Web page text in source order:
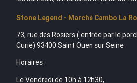
Stone Legend - Marché Cambo La
73, rue des Rosiers ( entrée par le
Curie) 93400 Saint Ouen sur Seine
Horaires :
Le Vendredi de 10h à 12h30,